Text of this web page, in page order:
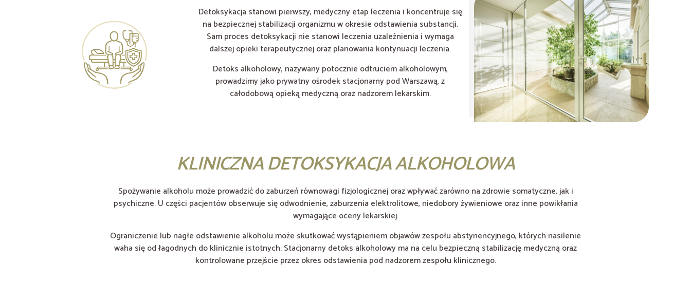
Detoksykacja stanowi pierwszy, medyczny etap leczenia i koncentruje się
na bezpiecznej stabilizacji organizmu w okresie odstawienia substancji.
Sam proces detoksykacji nie stanowi leczenia uzależnienia i wymaga
dalszej opieki terapeutycznej oraz planowania kontynuacji leczenia.
Detoks alkoholowy, nazywany potocznie odtruciem alkoholowym,
prowadzimy jako prywatny ośrodek stacjonarny pod Warszawą, z
całodobową opieką medyczną oraz nadzorem lekarskim.
KLINICZNA DETOKSYKACJA ALKOHOLOWA
Spożywanie alkoholu może prowadzić do zaburzeń równowagi fizjologicznej oraz wpływać zarówno na zdrowie somatyczne, jak i
psychiczne. U części pacjentów obserwuje się odwodnienie, zaburzenia elektrolitowe, niedobory żywieniowe oraz inne powikłania
wymagające oceny lekarskiej.
Ograniczenie lub nagłe odstawienie alkoholu może skutkować wystąpieniem objawów zespołu abstynencyjnego, których nasilenie
waha się od łagodnych do klinicznie istotnych. Stacjonarny detoks alkoholowy ma na celu bezpieczną stabilizację medyczną oraz
kontrolowane przejście przez okres odstawienia pod nadzorem zespołu klinicznego.